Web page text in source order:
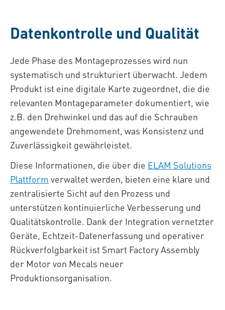
Datenkontrolle und Qualität
Jede Phase des Montageprozesses wird nun
systematisch und strukturiert überwacht. Jedem
Produkt ist eine digitale Karte zugeordnet, die die
relevanten Montageparameter dokumentiert, wie
z.B. den Drehwinkel und das auf die Schrauben
angewendete Drehmoment, was Konsistenz und
Zuverlässigkeit gewährleistet.
Diese Informationen, die über die ELAM Solutions
Plattform verwaltet werden, bieten eine klare und
zentralisierte Sicht auf den Prozess und
unterstützen kontinuierliche Verbesserung und
Qualitätskontrolle. Dank der Integration vernetzter
Geräte, Echtzeit-Datenerfassung und operativer
Rückverfolgbarkeit ist Smart Factory Assembly
der Motor von Mecals neuer
Produktionsorganisation.